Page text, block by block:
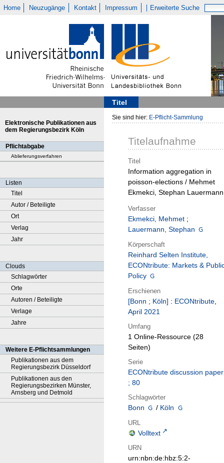
Home Neuzugänge Kontakt Impressum Erweiterte Suche
Titel
Elektronische Publikationen aus
dem Regierungsbezirk Köln
Pflichtabgabe
Ablieferungsverfahren
Listen
Titel
Autor / Beteiligte
Ort
Verlag
Jahr
Clouds
Schlagwörter
Orte
Autoren / Beteiligte
Verlage
Jahre
Weitere E-Pflichtsammlungen
Publikationen aus dem
Regierungsbezirk Düsseldorf
Publikationen aus den
Regierungsbezirken Münster,
Arnsberg und Detmold
Sie sind hier: E-Pflicht-Sammlung
Titelaufnahme
Titel
Information aggregation in
poisson-elections / Mehmet
Ekmekci, Stephan Lauermann
Verfasser
Ekmekci, Mehmet ;
Lauermann, Stephan
Körperschaft
Reinhard Selten Institute,
ECONtribute: Markets &
Policy
Erschienen
[Bonn ; Köln] : ECONtribute,
April 2021
Umfang
1 Online-Ressource (28
Seiten)
Serie
ECONtribute discussion paper
; 80
Schlagwörter
Bonn / Köln
URL
Volltext
URN
urn:nbn:de:hbz:5:2-